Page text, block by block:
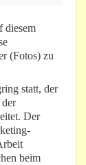
diesem
(Fotos) zu
statt, der
Der
beim